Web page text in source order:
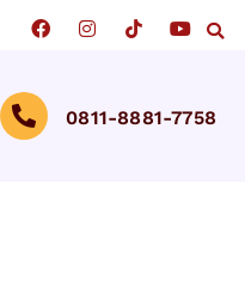
0811-8881-7758